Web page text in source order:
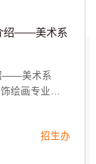
绍——美术系
绍——美术系
绘画专业、
招生办